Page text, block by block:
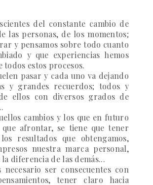
del constante cambio de
las personas, de los momentos;
y pensamos sobre todo cuanto
y que experiencias hemos
todos estos procesos.
pasar y cada uno va dejando
y grandes recuerdos; todos y
ellos con diversos grados de
cambios y los que en futuro
que afrontar, se tiene que tener
resultados que obtengamos,
nuestra marca personal,
la diferencia de las demás...
ser consecuentes con
tener claro hacia